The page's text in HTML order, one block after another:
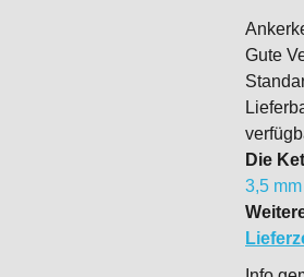
Gute
Die
3,5